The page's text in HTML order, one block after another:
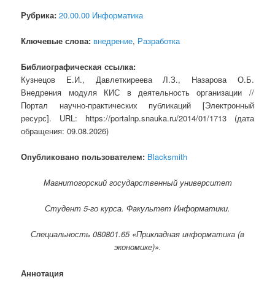
Рубрика: 20.00.00 Информатика
Ключевые слова: внедрение, Разработка
Библиографическая ссылка:
Кузнецов Е.И., Давлеткиреева Л.З., Назарова О.Б.
Внедрения модуля КИС в деятельность организации //
Портал научно-практических публикаций [Электронный
ресурс]. URL: https://portalnp.snauka.ru/2014/01/1713 (дата
обращения: 09.08.2026)
Опубликовано пользователем: Blacksmith
Магнитогорский государственный университет
Студент 5-го курса. Факультет Информатики.
Специальность 080801.65 «Прикладная информатика (в
экономике)».
Аннотация